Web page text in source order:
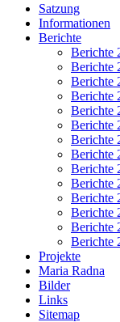
Satzung
Informationen
Berichte
Berichte
Berichte
Berichte
Berichte
Berichte
Berichte
Berichte
Berichte
Berichte
Berichte
Berichte
Berichte
Berichte
Berichte
Projekte
Maria Radna
Bilder
Links
Sitemap